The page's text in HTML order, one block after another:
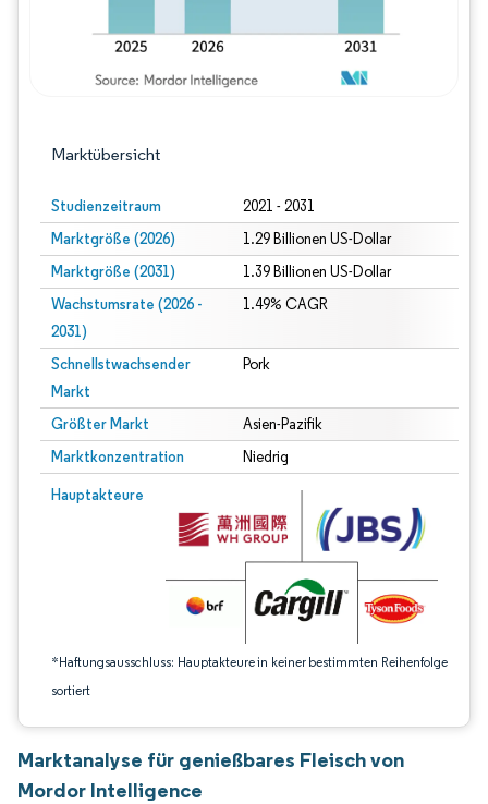
Marktübersicht
Studienzeitraum 2021 - 2031
Marktgröße (2026) 1.29 Billionen US-Dollar
Marktgröße (2031) 1.39 Billionen US-Dollar
Wachstumsrate (2026 -
2031)
1.49% CAGR
Schnellstwachsender
Markt
Pork
Größter Markt Asien-Pazifik
Marktkonzentration Niedrig
Hauptakteure
*Haftungsausschluss: Hauptakteure in keiner bestimmten Reihenfolge
sortiert
Bild © Mordor Intelligence. Wiederverwendung erfordert Namensnennung
Marktanalyse für genießbares Fleisch von
Mordor Intelligence